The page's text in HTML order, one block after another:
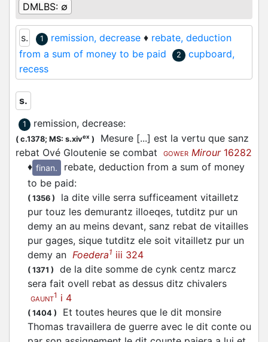
DMLBS: ∅
s. 1 remission, decrease ♦ rebate, deduction
from a sum of money to be paid
2
cupboard,
recess
s.
1 remission, decrease:
( c.1378; MS: s.xivex )
Mesure [...] est la vertu que sanz
rebat Ové Gloutenie se combat
GOWER Mirour16282
♦ finan.
rebate, deduction from a sum of money
to be paid:
( 1356 )
la dite ville serra sufficeament vitailletz
pur touz les demurantz illoeqes, tutditz pur un
demy an au meins devant, sanz rebat de vitailles
pur gages, sique tutditz ele soit vitailletz pur un
demy an Foedera1 iii 324
( 1371 )
de la dite somme de cynk centz marcz
sera fait ovell rebat as dessus ditz chivalers
GAUNT1 i 4
( 1404 )
Et toutes heures que le dit monsire
Thomas travaillera de guerre avec le dit conte ou